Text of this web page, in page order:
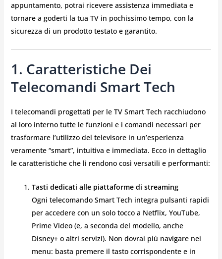
appuntamento, potrai ricevere assistenza immediata e
tornare a goderti la tua TV in pochissimo tempo, con la
sicurezza di un prodotto testato e garantito.
1. Caratteristiche Dei
Telecomandi Smart Tech
I telecomandi progettati per le TV Smart Tech racchiudono
al loro interno tutte le funzioni e i comandi necessari per
trasformare l’utilizzo del televisore in un’esperienza
veramente “smart”, intuitiva e immediata. Ecco in dettaglio
le caratteristiche che li rendono così versatili e performanti:
Tasti dedicati alle piattaforme di streaming
Ogni telecomando Smart Tech integra pulsanti rapidi
per accedere con un solo tocco a Netflix, YouTube,
Prime Video (e, a seconda del modello, anche
Disney+ o altri servizi). Non dovrai più navigare nei
menu: basta premere il tasto corrispondente e in